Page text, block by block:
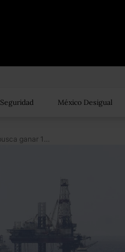
Seguridad México Desigual
La Secretaría de Energía busca ganar 11 mil 250 millones de dólares con Ronda Dos